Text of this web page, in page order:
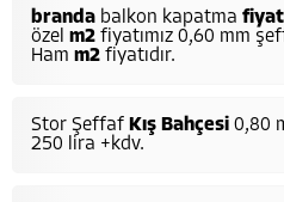
branda balkon kapatma
özel m2 fiyatımız 0,60 mm
Ham m2 fiyatıdır.
Stor Şeffaf Kış Bahçesi 0,80
250 lira +kdv.